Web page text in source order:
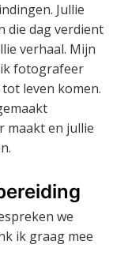
Jullie
die dag verdient
verhaal. Mijn
fotografeer
leven komen.
maakt en jullie
we
ik graag mee